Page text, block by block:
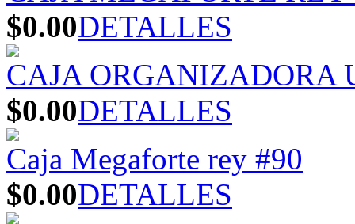
$0.00DETALLES
CAJA ORGANIZADORA
$0.00DETALLES
Caja Megaforte rey #90
$0.00DETALLES